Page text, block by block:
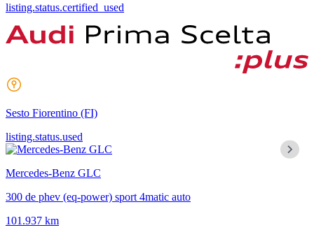
listing.status.certified_used
Sesto Fiorentino (FI)
listing.status.used
Mercedes-Benz GLC
300 de phev (eq-power) sport 4matic auto
101.937 km